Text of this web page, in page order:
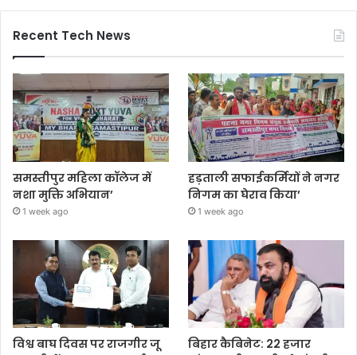
Recent Tech News
समस्तीपुर महिला कॉलेज में
नशा मुक्ति अभियान’
1 week ago
हड़ताली सफाईकर्मियों ने नगर
निगम का घेराव किया’
1 week ago
विश्व बाघ दिवस पर राजगीर जू
बिहार कैबिनेट: 22 हजार